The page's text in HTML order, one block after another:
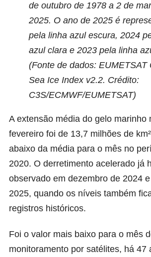
de outubro de 1978 a 2 de
2025. O ano de 2025 é
pela linha azul escura, 2024
azul clara e 2023 pela linha
(Fonte de dados: EUMETSAT
Sea Ice Index v2.2. Crédito:
C3S/ECMWF/EUMETSAT)
A extensão média do gelo marinho
fevereiro foi de 13,7 milhões de
abaixo da média para o mês no
2020. O derretimento acelerado já
observado em dezembro de 2024
2025, quando os níveis também
registros históricos.
Foi o valor mais baixo para o mês
monitoramento por satélites, há 47